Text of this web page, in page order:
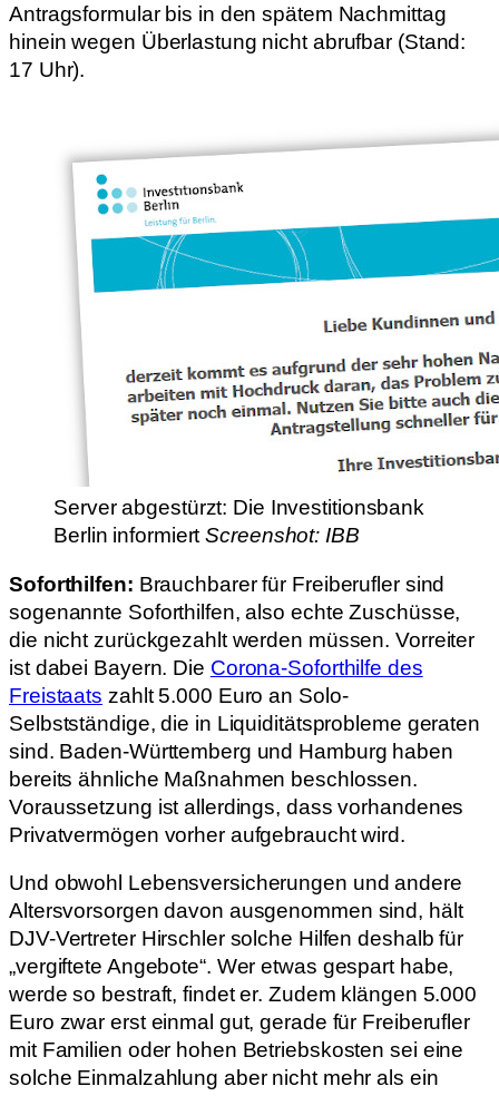
Antragsformular bis in den spätem Nachmittag
hinein wegen Überlastung nicht abrufbar (Stand:
17 Uhr).
Server abgestürzt: Die Investitionsbank
Berlin informiertScreenshot: IBB
Soforthilfen: Brauchbarer für Freiberufler sind
sogenannte Soforthilfen, also echte Zuschüsse,
die nicht zurückgezahlt werden müssen. Vorreiter
ist dabei Bayern. Die Corona-Soforthilfe des
Freistaats zahlt 5.000 Euro an Solo-
Selbstständige, die in Liquiditätsprobleme geraten
sind. Baden-Württemberg und Hamburg haben
bereits ähnliche Maßnahmen beschlossen.
Voraussetzung ist allerdings, dass vorhandenes
Privatvermögen vorher aufgebraucht wird.
Und obwohl Lebensversicherungen und andere
Altersvorsorgen davon ausgenommen sind, hält
DJV-Vertreter Hirschler solche Hilfen deshalb für
„vergiftete Angebote“. Wer etwas gespart habe,
werde so bestraft, findet er. Zudem klängen 5.000
Euro zwar erst einmal gut, gerade für Freiberufler
mit Familien oder hohen Betriebskosten sei eine
solche Einmalzahlung aber nicht mehr als ein